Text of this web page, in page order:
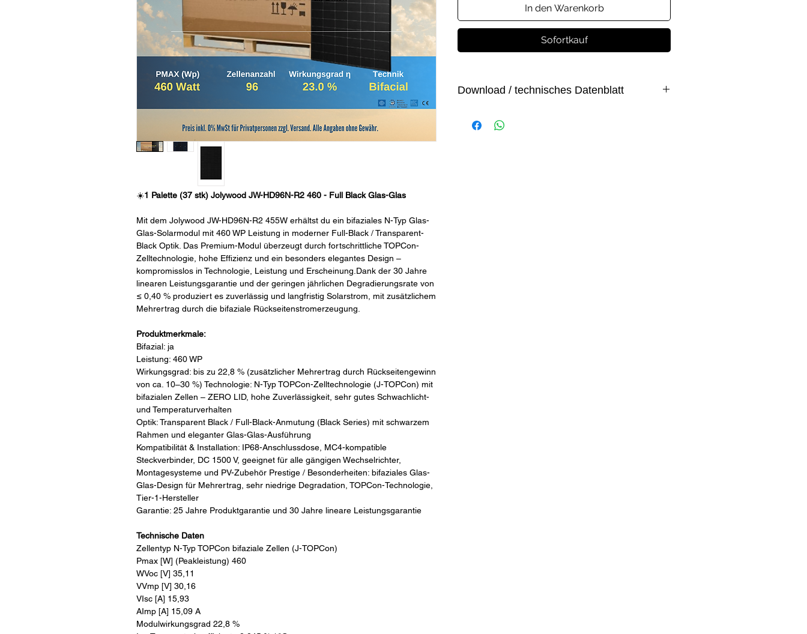
☀️1 Palette (37 stk) Jolywood JW-HD96N-R2 460 - Full Black Glas-Glas
Mit dem Jolywood JW-HD96N-R2 455W erhältst du ein bifaziales N-Typ Glas-
Glas-Solarmodul mit 460 WP Leistung in moderner Full-Black / Transparent-
Black Optik. Das Premium-Modul überzeugt durch fortschrittliche TOPCon-
Zelltechnologie, hohe Effizienz und ein besonders elegantes Design –
kompromisslos in Technologie, Leistung und Erscheinung.Dank der 30 Jahre
linearen Leistungsgarantie und der geringen jährlichen Degradierungsrate von
≤ 0,40 % produziert es zuverlässig und langfristig Solarstrom, mit zusätzlichem
Mehrertrag durch die bifaziale Rückseitenstromerzeugung.
Produktmerkmale:
Bifazial: ja
Leistung: 460 WP
Wirkungsgrad: bis zu 22,8 % (zusätzlicher Mehrertrag durch Rückseitengewinn
von ca. 10–30 %) Technologie: N-Typ TOPCon-Zelltechnologie (J-TOPCon) mit
bifazialen Zellen – ZERO LID, hohe Zuverlässigkeit, sehr gutes Schwachlicht-
und Temperaturverhalten
Optik: Transparent Black / Full-Black-Anmutung (Black Series) mit schwarzem
Rahmen und eleganter Glas-Glas-Ausführung
Kompatibilität & Installation: IP68-Anschlussdose, MC4-kompatible
Steckverbinder, DC 1500 V, geeignet für alle gängigen Wechselrichter,
Montagesysteme und PV-Zubehör Prestige / Besonderheiten: bifaziales Glas-
Glas-Design für Mehrertrag, sehr niedrige Degradation, TOPCon-Technologie,
Tier-1-Hersteller
Garantie: 25 Jahre Produktgarantie und 30 Jahre lineare Leistungsgarantie
Technische Daten
Zellentyp N-Typ TOPCon bifaziale Zellen (J-TOPCon)
Pmax [W] (Peakleistung) 460
WVoc [V] 35,11
VVmp [V] 30,16
VIsc [A] 15,93
AImp [A] 15,09 A
Modulwirkungsgrad 22,8 %
In den Warenkorb
Sofortkauf
Download / technisches Datenblatt